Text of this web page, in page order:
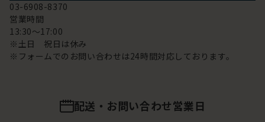
03-6908-8370
営業時間
13:30～17:00
※土日 祝日は休み
※フォームでのお問い合わせは24時間対応しております。
配送・お問い合わせ営業日